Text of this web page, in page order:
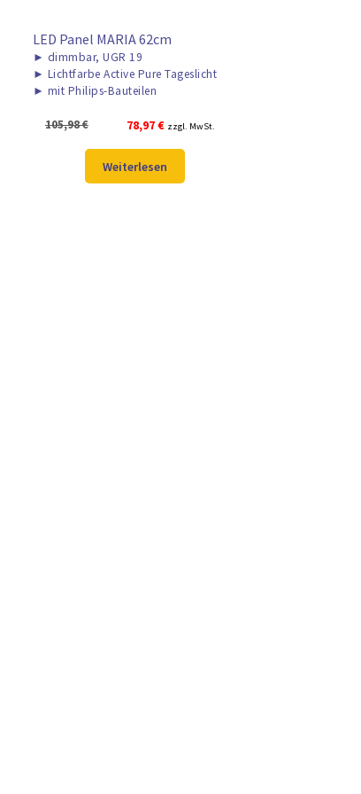
LED Panel MARIA 62cm
► dimmbar, UGR 19
► Lichtfarbe Active Pure Tageslicht
► mit Philips-Bauteilen
105,98€
Ursprünglicher
war:
105,98 €
78,97€Aktueller
ist:
78,97 €.
zzgl. MwSt.
Weiterlesen